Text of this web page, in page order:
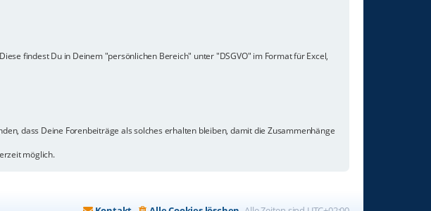
findest Du in Deinem "persönlichen Bereich" unter "DSGVO" im Format für Excel,
dass Deine Forenbeiträge als solches erhalten bleiben, damit die Zusammenhänge
möglich.